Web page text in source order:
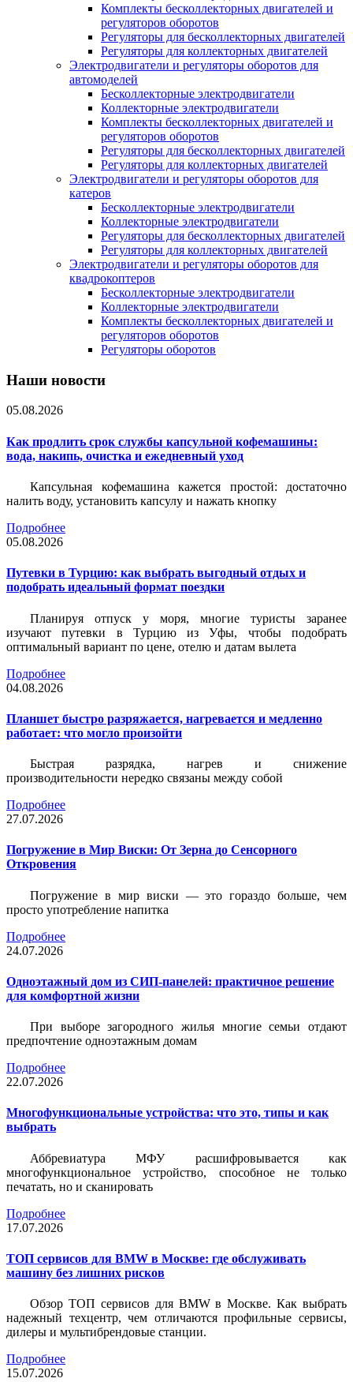
Комплекты бесколлекторных двигателей и
регуляторов оборотов
Регуляторы для бесколлекторных двигателей
Регуляторы для коллекторных двигателей
Электродвигатели и регуляторы оборотов для
автомоделей
Бесколлекторные электродвигатели
Коллекторные электродвигатели
Комплекты бесколлекторных двигателей и
регуляторов оборотов
Регуляторы для бесколлекторных двигателей
Регуляторы для коллекторных двигателей
Электродвигатели и регуляторы оборотов для
катеров
Бесколлекторные электродвигатели
Коллекторные электродвигатели
Регуляторы для бесколлекторных двигателей
Регуляторы для коллекторных двигателей
Электродвигатели и регуляторы оборотов для
квадрокоптеров
Бесколлекторные электродвигатели
Коллекторные электродвигатели
Комплекты бесколлекторных двигателей и
регуляторов оборотов
Регуляторы оборотов
Наши новости
05.08.2026
Как продлить срок службы капсульной кофемашины:
вода, накипь, очистка и ежедневный уход
Капсульная кофемашина кажется простой: достаточно
налить воду, установить капсулу и нажать кнопку
Подробнее
05.08.2026
Путевки в Турцию: как выбрать выгодный отдых и
подобрать идеальный формат поездки
Планируя отпуск у моря, многие туристы заранее
изучают путевки в Турцию из Уфы, чтобы подобрать
оптимальный вариант по цене, отелю и датам вылета
Подробнее
04.08.2026
Планшет быстро разряжается, нагревается и медленно
работает: что могло произойти
Быстрая разрядка, нагрев и снижение
производительности нередко связаны между собой
Подробнее
27.07.2026
Погружение в Мир Виски: От Зерна до Сенсорного
Откровения
Погружение в мир виски — это гораздо больше, чем
просто употребление напитка
Подробнее
24.07.2026
Одноэтажный дом из СИП-панелей: практичное решение
для комфортной жизни
При выборе загородного жилья многие семьи отдают
предпочтение одноэтажным домам
Подробнее
22.07.2026
Многофункциональные устройства: что это, типы и как
выбрать
Аббревиатура МФУ расшифровывается как
многофункциональное устройство, способное не только
печатать, но и сканировать
Подробнее
17.07.2026
ТОП сервисов для BMW в Москве: где обслуживать
машину без лишних рисков
Обзор ТОП сервисов для BMW в Москве. Как выбрать
надежный техцентр, чем отличаются профильные сервисы,
дилеры и мультибрендовые станции.
Подробнее
15.07.2026